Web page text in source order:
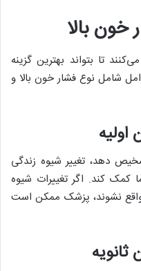
خون بالا
تا بتواند بهترین گزینه
شامل نوع فشار خون بالا و
دهد، تغییر شیوه زندگی
کند. اگر تغییرات شیوه
واقع نشوند، پزشک ممکن است